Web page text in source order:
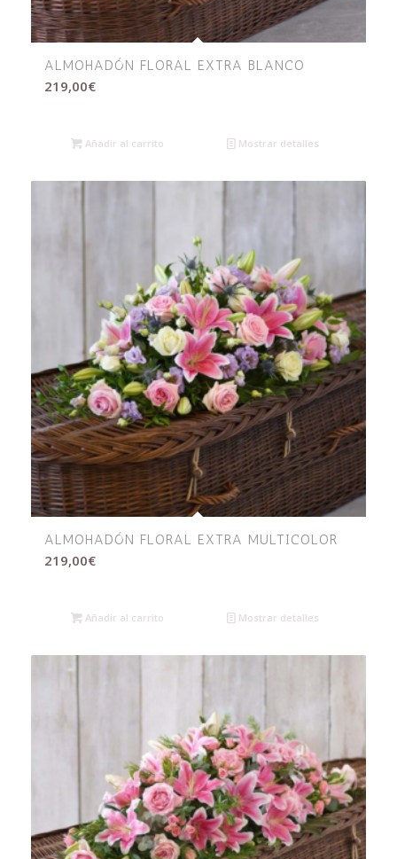
ALMOHADÓN FLORAL EXTRA BLANCO
219,00€
Añadir al carrito Mostrar detalles
ALMOHADÓN FLORAL EXTRA MULTICOLOR
219,00€
Añadir al carrito Mostrar detalles